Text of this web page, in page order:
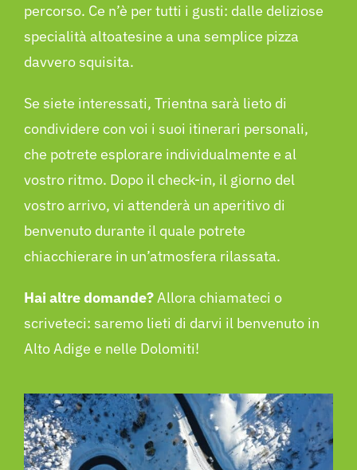
percorso. Ce n’è per tutti i gusti: dalle deliziose
specialità altoatesine a una semplice pizza
davvero squisita.
Se siete interessati, Trientna sarà lieto di
condividere con voi i suoi itinerari personali,
che potrete esplorare individualmente e al
vostro ritmo. Dopo il check-in, il giorno del
vostro arrivo, vi attenderà un aperitivo di
benvenuto durante il quale potrete
chiacchierare in un’atmosfera rilassata.
Hai altre domande?Allora chiamateci o
scriveteci: saremo lieti di darvi il benvenuto in
Alto Adige e nelle Dolomiti!